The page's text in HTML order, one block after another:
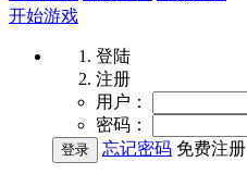
开始游戏
登陆
注册
用户：
密码：
忘记密码 免费注册